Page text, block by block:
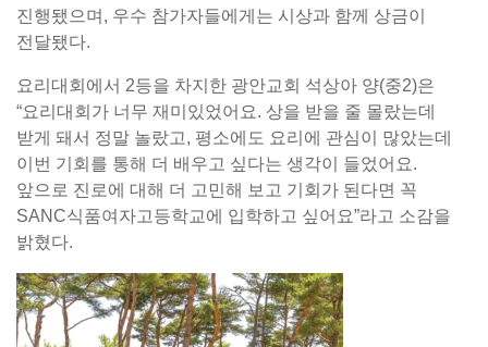
진행됐으며, 우수 참가자들에게는 시상과 함께 상금이
전달됐다.
요리대회에서 2등을 차지한 광안교회 석상아 양(중2)은
“요리대회가 너무 재미있었어요. 상을 받을 줄 몰랐는데
받게 돼서 정말 놀랐고, 평소에도 요리에 관심이 많았는데
이번 기회를 통해 더 배우고 싶다는 생각이 들었어요.
앞으로 진로에 대해 더 고민해 보고 기회가 된다면 꼭
SANC식품여자고등학교에 입학하고 싶어요”라고 소감을
밝혔다.